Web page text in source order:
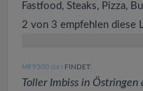
Fastfood, Steaks, Pizza,
2 von 3 empfehlen diese
MF9300 (54 ) FINDET:
Toller Imbiss in Östringen